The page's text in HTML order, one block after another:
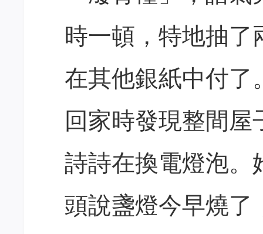
時一頓，特地抽了
在其他銀紙中付了
回家時發現整間
詩詩在換電燈泡。
頭說盞燈今早燒了